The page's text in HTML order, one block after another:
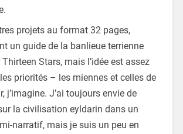
projets au format 32 pages,
un guide de la banlieue terrienne
Stars, mais l’idée est assez
priorités – les miennes et celles de
j’imagine. J’ai toujours envie de
la civilisation eyldarin dans un
narratif, mais je suis un peu en